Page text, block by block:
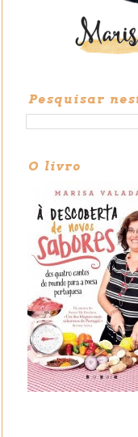
Pesquisar
O livro